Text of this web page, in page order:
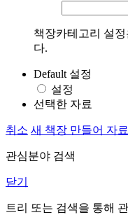
책장카테고리 설
다.
Default 설정
설정
선택한 자료
취소 새 책장 만들어 자료
관심분야 검색
닫기
트리 또는 검색을 통해